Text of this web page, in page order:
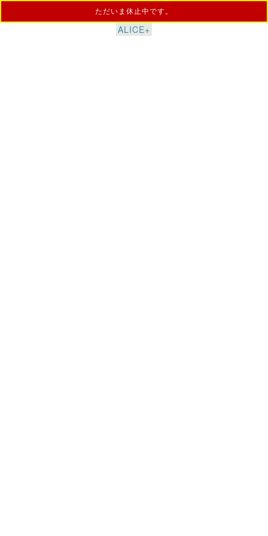
ただいま休止中です。
ALICE+